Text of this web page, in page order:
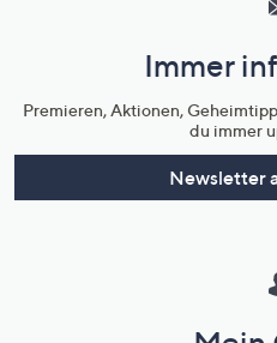
Immer
Premieren, Aktionen,
du immer
Newsletter